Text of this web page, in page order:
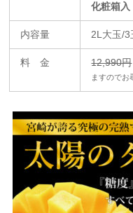
化粧箱入
内容量 2L大玉/3
料 金 12,990円
ますのでお